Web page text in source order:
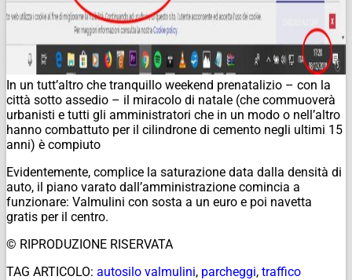
In un tutt’altro che tranquillo weekend prenatalizio – con la
città sotto assedio – il miracolo di natale (che commuoverà
urbanisti e tutti gli amministratori che in un modo o nell’altro
hanno combattuto per il cilindrone di cemento negli ultimi 15
anni) è compiuto
Evidentemente, complice la saturazione data dalla densità di
auto, il piano varato dall’amministrazione comincia a
funzionare: Valmulini con sosta a un euro e poi navetta
gratis per il centro.
© RIPRODUZIONE RISERVATA
TAG ARTICOLO: autosilo valmulini, parcheggi, traffico